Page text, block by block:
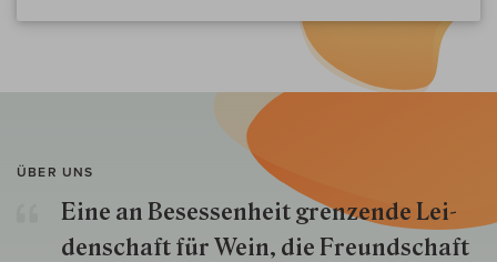
ÜBER UNS
Eine an Besessenheit gren­zende Lei­
den­schaft für Wein, die Freund­schaft